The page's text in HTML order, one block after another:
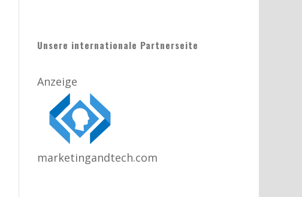
Unsere internationale Partnerseite
Anzeige
marketingandtech.com